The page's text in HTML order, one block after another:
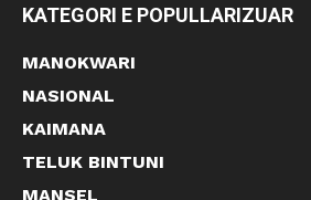
KATEGORI E POPULLARIZUAR
MANOKWARI
NASIONAL
KAIMANA
TELUK BINTUNI
MANSEL